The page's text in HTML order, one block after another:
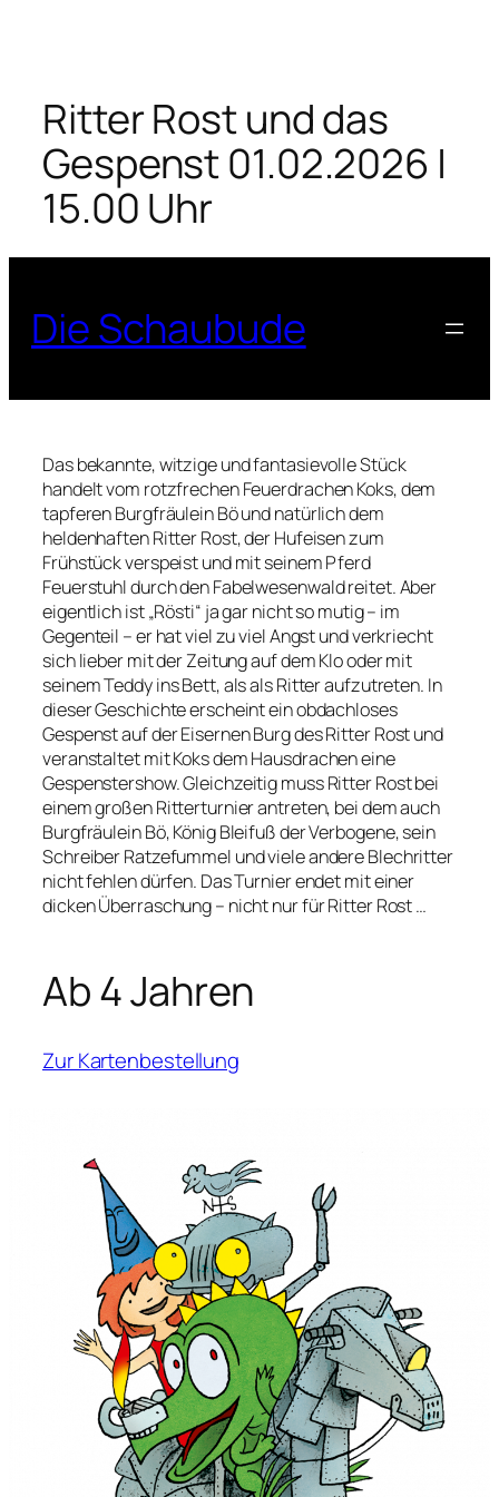
springen
Ritter Rost und das
Gespenst 01.02.2026 |
15.00 Uhr
Die Schaubude
Das bekannte, witzige und fantasievolle Stück
handelt vom rotzfrechen Feuerdrachen Koks, dem
tapferen Burgfräulein Bö und natürlich dem
heldenhaften Ritter Rost, der Hufeisen zum
Frühstück verspeist und mit seinem Pferd
Feuerstuhl durch den Fabelwesenwald reitet. Aber
eigentlich ist „Rösti“ ja gar nicht so mutig – im
Gegenteil – er hat viel zu viel Angst und verkriecht
sich lieber mit der Zeitung auf dem Klo oder mit
seinem Teddy ins Bett, als als Ritter aufzutreten. In
dieser Geschichte erscheint ein obdachloses
Gespenst auf der Eisernen Burg des Ritter Rost und
veranstaltet mit Koks dem Hausdrachen eine
Gespenstershow. Gleichzeitig muss Ritter Rost bei
einem großen Ritterturnier antreten, bei dem auch
Burgfräulein Bö, König Bleifuß der Verbogene, sein
Schreiber Ratzefummel und viele andere Blechritter
nicht fehlen dürfen. Das Turnier endet mit einer
dicken Überraschung – nicht nur für Ritter Rost …
Ab 4 Jahren
Zur Kartenbestellung